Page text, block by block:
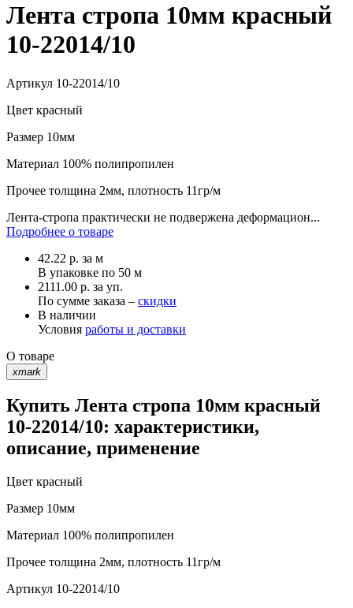
Лента стропа 10мм красный
10-22014/10
Артикул 10-22014/10
Цвет красный
Размер 10мм
Материал 100% полипропилен
Прочее толщина 2мм, плотность 11гр/м
Лента-стропа практически не подвержена деформацион...
Подробнее о товаре
42.22 р. за м
В упаковке по 50 м
2111.00 р. за уп.
По сумме заказа – скидки
В наличии
Условия работы и доставки
О товаре
xmark
Купить Лента стропа 10мм красный
10-22014/10: характеристики,
описание, применение
Цвет красный
Размер 10мм
Материал 100% полипропилен
Прочее толщина 2мм, плотность 11гр/м
Артикул 10-22014/10